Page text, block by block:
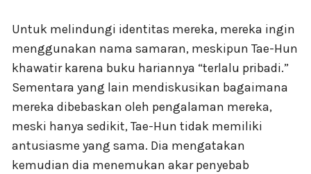
Untuk melindungi identitas mereka, mereka ingin
menggunakan nama samaran, meskipun Tae-Hun
khawatir karena buku hariannya “terlalu pribadi.”
Sementara yang lain mendiskusikan bagaimana
mereka dibebaskan oleh pengalaman mereka,
meski hanya sedikit, Tae-Hun tidak memiliki
antusiasme yang sama. Dia mengatakan
kemudian dia menemukan akar penyebab